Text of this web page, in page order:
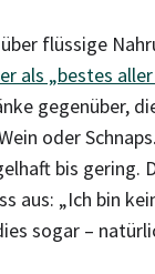
flüssige
als „bestes
gegenüber,
oder
bis gering.
aus: „Ich bin
sogar –